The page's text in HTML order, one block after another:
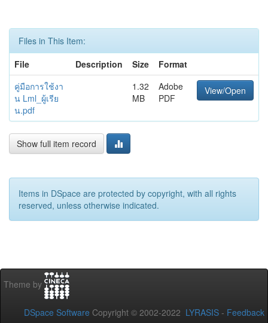
Files in This Item:
File
Description Size
Format
คู่มือการใช้งา
น Lml_ผู้เรีย
น.pdf
1.32
MB
Adobe
PDF
View/Open
Show full item record
Items in DSpace are protected by copyright, with all rights
reserved, unless otherwise indicated.
Theme by
DSpace Software Copyright © 2002-2022 LYRASIS - Feedback